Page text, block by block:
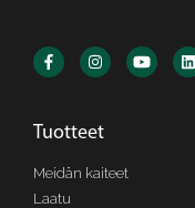
Tuotteet
Meidän kaiteet
Laatu